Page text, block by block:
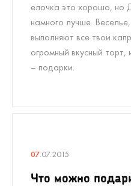
елочка это хорошо, но
намного лучше.
выполняют все твои
огромный вкусный торт,
– подарки.
07.07.2015
Что можно